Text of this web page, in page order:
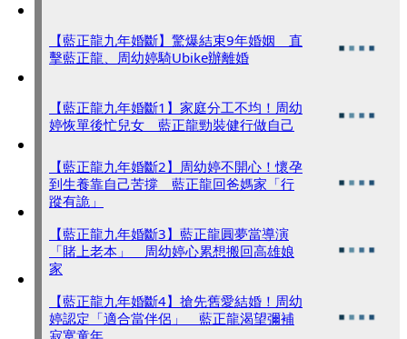
【藍正龍九年婚斷】驚爆結束9年婚姻 直
擊藍正龍、周幼婷騎Ubike辦離婚
【藍正龍九年婚斷1】家庭分工不均！周幼
婷恢單後忙兒女 藍正龍勁裝健行做自己
【藍正龍九年婚斷2】周幼婷不開心！懷孕
到生養靠自己苦撐 藍正龍回爸媽家「行
蹤有詭」
【藍正龍九年婚斷3】藍正龍圓夢當導演
「賭上老本」 周幼婷心累想搬回高雄娘
家
【藍正龍九年婚斷4】搶先舊愛結婚！周幼
婷認定「適合當伴侶」 藍正龍渴望彌補
寂寞童年